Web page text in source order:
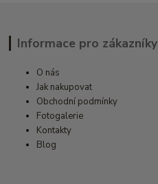
Informace pro zákazníky
O nás
Jak nakupovat
Obchodní podmínky
Fotogalerie
Kontakty
Blog